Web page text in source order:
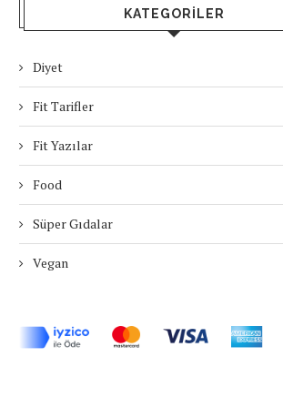
KATEGORILER
Diyet
Fit Tarifler
Fit Yazılar
Food
Süper Gıdalar
Vegan